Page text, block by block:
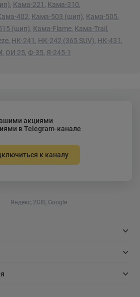
, Кама-221 , Кама-310,
402, Кама-503 (шип), Кама-505,
(шип), Кама-Flame, Кама-Trail ,
, НК-241 , НК-242 (365 SUV), НК-431 ,
, ОИ 25, Ф-35, Я-245-1
акциями
в Telegram-канале
к каналу
Яндекс, 2GIS, Google